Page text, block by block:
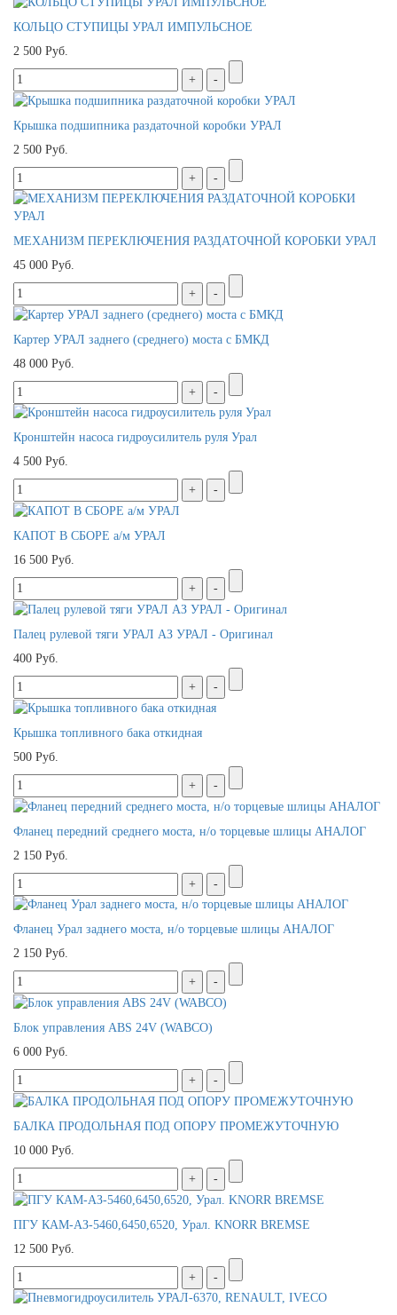
КОЛЬЦО СТУПИЦЫ УРАЛ ИМПУЛЬСНОЕ
2 500 Руб.
Крышка подшипника раздаточной коробки УРАЛ
2 500 Руб.
МЕХАНИЗМ ПЕРЕКЛЮЧЕНИЯ РАЗДАТОЧНОЙ КОРОБКИ УРАЛ
45 000 Руб.
Картер УРАЛ заднего (среднего) моста с БМКД
48 000 Руб.
Кронштейн насоса гидроусилитель руля Урал
4 500 Руб.
КАПОТ В СБОРЕ а/м УРАЛ
16 500 Руб.
Палец рулевой тяги УРАЛ АЗ УРАЛ - Оригинал
400 Руб.
Крышка топливного бака откидная
500 Руб.
Фланец передний среднего моста, н/о торцевые шлицы АНАЛОГ
2 150 Руб.
Фланец Урал заднего моста, н/о торцевые шлицы АНАЛОГ
2 150 Руб.
Блок управления ABS 24V (WABCO)
6 000 Руб.
БАЛКА ПРОДОЛЬНАЯ ПОД ОПОРУ ПРОМЕЖУТОЧНУЮ
10 000 Руб.
ПГУ КАМ-АЗ-5460,6450,6520, Урал. KNORR BREMSE
12 500 Руб.